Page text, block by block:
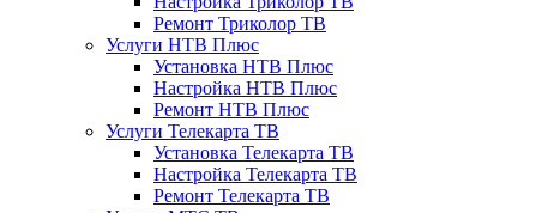
Ремонт Триколор ТВ
Услуги НТВ Плюс
Установка НТВ Плюс
Настройка НТВ Плюс
Ремонт НТВ Плюс
Услуги Телекарта ТВ
Установка Телекарта ТВ
Настройка Телекарта ТВ
Ремонт Телекарта ТВ